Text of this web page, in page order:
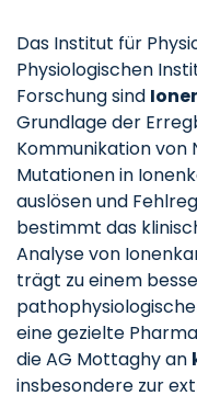
Das Institut für
Physiologischen
Forschung sind
Grundlage der
Kommunikation von
Mutationen in
auslösen und
bestimmt das
Analyse von
trägt zu einem
eine gezielte
die AG Mottaghy an
insbesondere zur